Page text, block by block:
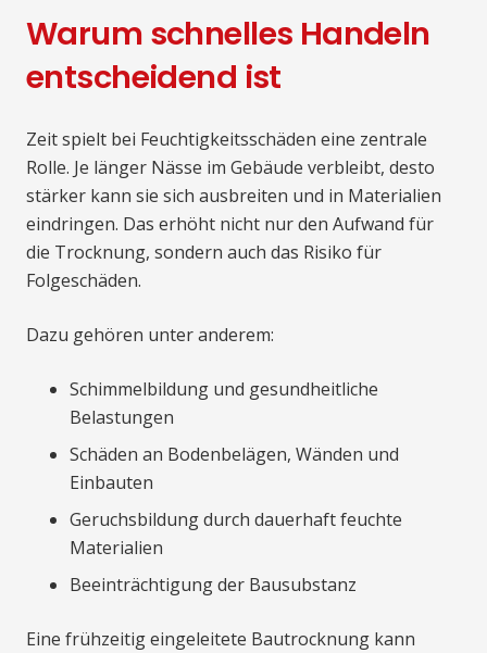
Warum schnelles Handeln
entscheidend ist
Zeit spielt bei Feuchtigkeitsschäden eine zentrale
Rolle. Je länger Nässe im Gebäude verbleibt, desto
stärker kann sie sich ausbreiten und in Materialien
eindringen. Das erhöht nicht nur den Aufwand für
die Trocknung, sondern auch das Risiko für
Folgeschäden.
Dazu gehören unter anderem:
Schimmelbildung und gesundheitliche
Belastungen
Schäden an Bodenbelägen, Wänden und
Einbauten
Geruchsbildung durch dauerhaft feuchte
Materialien
Beeinträchtigung der Bausubstanz
Eine frühzeitig eingeleitete Bautrocknung kann